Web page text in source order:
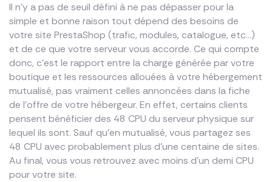
Il n’y a pas de seuil défini à ne pas dépasser pour la
simple et bonne raison tout dépend des besoins de
votre site PrestaShop (trafic, modules, catalogue, etc…)
et de ce que votre serveur vous accorde. Ce qui compte
donc, c’est le rapport entre la charge générée par votre
boutique et les ressources allouées à votre hébergement
mutualisé, pas vraiment celles annoncées dans la fiche
de l’offre de votre hébergeur. En effet, certains clients
pensent bénéficier des 48 CPU du serveur physique sur
lequel ils sont. Sauf qu’en mutualisé, vous partagez ses
48 CPU avec probablement plus d’une centaine de sites.
Au final, vous vous retrouvez avec moins d’un demi CPU
pour votre site.